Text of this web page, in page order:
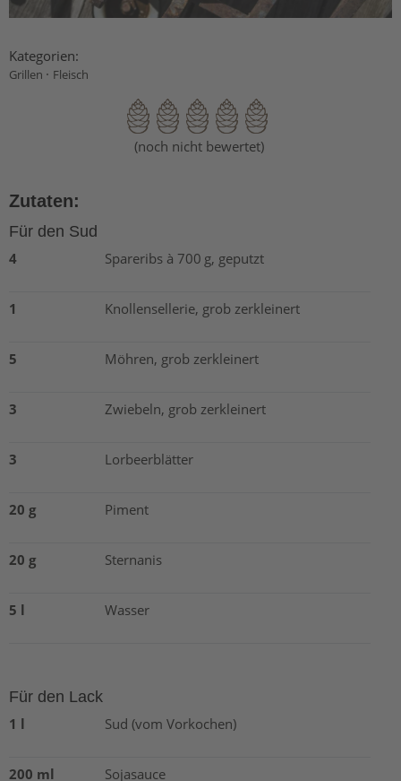
Kategorien:
Grillen · Fleisch
(noch nicht bewertet)
Zutaten:
Für den Sud
4
Spareribs à 700 g, geputzt
1 Knollensellerie, grob zerkleinert
5 Möhren, grob zerkleinert
3 Zwiebeln, grob zerkleinert
3 Lorbeerblätter
20 g Piment
20 g Sternanis
5 l Wasser
Für den Lack
1 l
Sud (vom Vorkochen)
200 ml Sojasauce